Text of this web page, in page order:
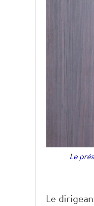
Le
Le